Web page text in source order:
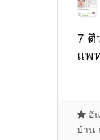
7 ติ
แพ
อั
บ้าน